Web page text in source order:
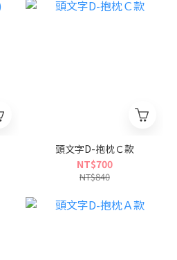
頭文字D-抱枕Ｃ款
NT$700
NT$840